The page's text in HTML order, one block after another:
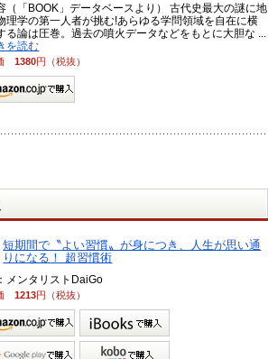
（「BOOK」データベースより） 古代史最大の謎に地
理学の第一人者が挑む!あらゆる学問領域を自在に横
る論は圧巻。過去の噴火データなどをもとに大胆な ...
を読む
1380円（税抜）
短期間で〝よい習慣〟が身につき、人生が思い通
りになる！ 超習慣術
メンタリストDaiGo
1213円（税抜）